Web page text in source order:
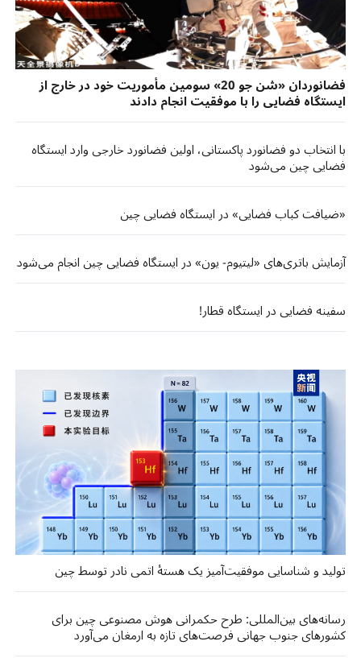
فضانوردان «شن جو 20» سومین مأموریت خود در خارج از
ایستگاه فضایی را با موفقیت انجام دادند
با انتخاب دو فضانورد پاکستانی، اولین فضانورد خارجی وارد ایستگاه
فضایی چین می‌شود
«ضیافت کباب فضایی» در ایستگاه فضایی چین
آزمایش باتری‌های «لیتیوم- یون» در ایستگاه فضایی چین انجام می‌شود
سفینه‌ فضایی در ایستگاه قطار!
تولید و شناسایی موفقیت‌آمیز یک هستهٔ اتمی نادر توسط چین
رسانه‌های بین‌المللی: طرح حکمرانی هوش مصنوعی چین برای
کشورهای جنوب جهانی فرصت‌های تازه‌ به ارمغان می‌آورد